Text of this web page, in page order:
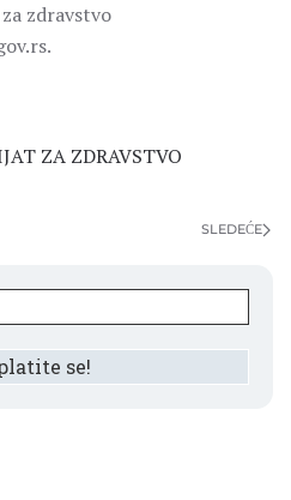
zdravstvo
ZA ZDRAVSTVO
SLEDEĆE